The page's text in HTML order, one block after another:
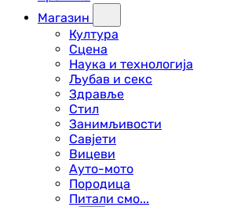
Магазин
Култура
Сцена
Наука и технологија
Љубав и секс
Здравље
Стил
Занимљивости
Савјети
Вицеви
Ауто-мото
Породица
Питали смо...